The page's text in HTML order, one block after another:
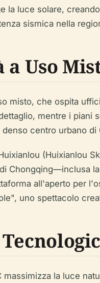
la luce solare,
sismica nella
Uso
misto, che ospita
mentre i piani
centro urbano di
(Huixianlou
Chongqing—inclusa
all'aperto per
uno spettacolo
massimizza la luce